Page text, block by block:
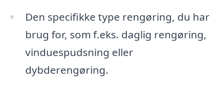
Den specifikke type rengøring, du har
brug for, som f.eks. daglig rengøring,
vinduespudsning eller
dybderengøring.